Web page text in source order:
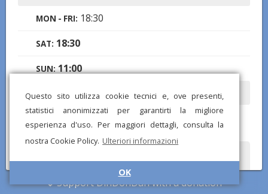
Questo sito utilizza cookie tecnici e, ove presenti,
statistici anonimizzati per garantirti la migliore
esperienza d'uso. Per maggiori dettagli, consulta la
nostra Cookie Policy. Ulteriori informazioni
OK
MON - FRI: 18:30
SAT: 18:30
SUN: 11:00
OPENING TIMES
8:00-19:00
Support DinDonDan with a donation